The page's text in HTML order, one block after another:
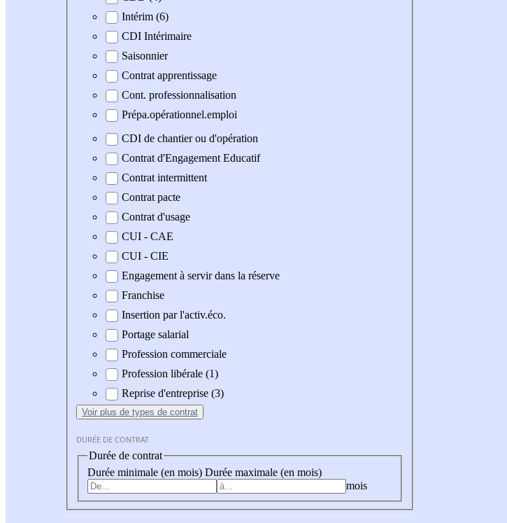
Intérim (6)
CDI Intérimaire
Saisonnier
Contrat apprentissage
Cont. professionnalisation
Prépa.opérationnel.emploi
CDI de chantier ou d'opération
Contrat d'Engagement Educatif
Contrat intermittent
Contrat pacte
Contrat d'usage
CUI - CAE
CUI - CIE
Engagement à servir dans la réserve
Franchise
Insertion par l'activ.éco.
Portage salarial
Profession commerciale
Profession libérale (1)
Reprise d'entreprise (3)
Voir plus de types de contrat
DURÉE DE CONTRAT
Durée de contrat
Durée minimale (en mois) Durée maximale (en mois)
mois